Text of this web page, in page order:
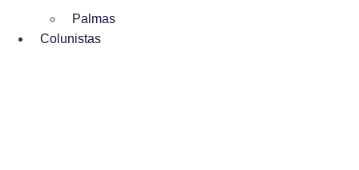
Palmas
Colunistas